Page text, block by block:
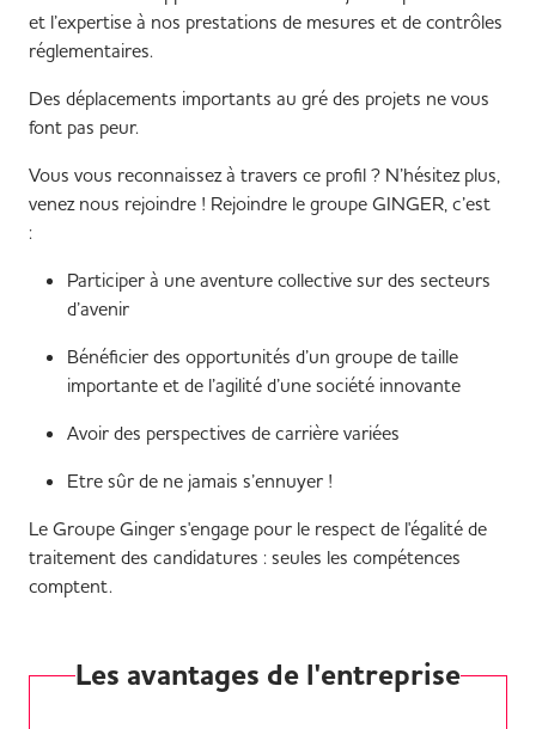
et l’expertise à nos prestations de mesures et de contrôles
réglementaires.
Des déplacements importants au gré des projets ne vous
font pas peur.
Vous vous reconnaissez à travers ce profil ? N’hésitez plus,
venez nous rejoindre ! Rejoindre le groupe GINGER, c’est
:
Participer à une aventure collective sur des secteurs
d’avenir
Bénéficier des opportunités d’un groupe de taille
importante et de l’agilité d’une société innovante
Avoir des perspectives de carrière variées
Etre sûr de ne jamais s’ennuyer !
Le Groupe Ginger s'engage pour le respect de l'égalité de
traitement des candidatures : seules les compétences
comptent.
Les avantages de l'entreprise